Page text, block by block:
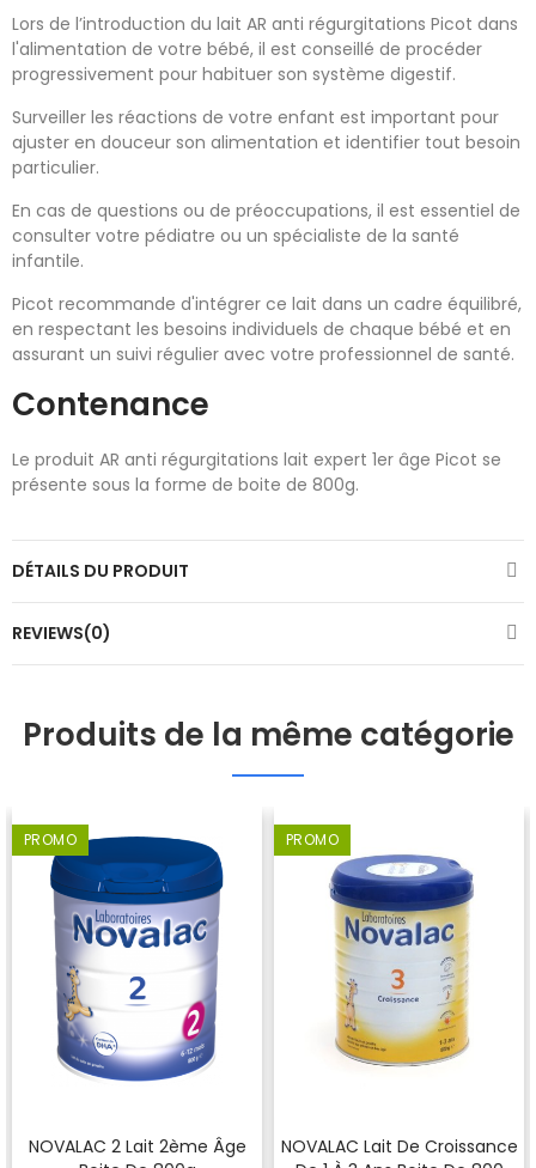
Lors de l’introduction du lait AR anti régurgitations Picot dans
l'alimentation de votre bébé, il est conseillé de procéder
progressivement pour habituer son système digestif.
Surveiller les réactions de votre enfant est important pour
ajuster en douceur son alimentation et identifier tout besoin
particulier.
En cas de questions ou de préoccupations, il est essentiel de
consulter votre pédiatre ou un spécialiste de la santé
infantile.
Picot recommande d'intégrer ce lait dans un cadre équilibré,
en respectant les besoins individuels de chaque bébé et en
assurant un suivi régulier avec votre professionnel de santé.
Contenance
Le produit AR anti régurgitations lait expert 1er âge Picot se
présente sous la forme de boite de 800g.
DÉTAILS DU PRODUIT
REVIEWS(0)
Produits de la même catégorie
PROMO
NOVALAC 2 Lait 2ème Âge
PROMO
NOVALAC Lait De Croissance